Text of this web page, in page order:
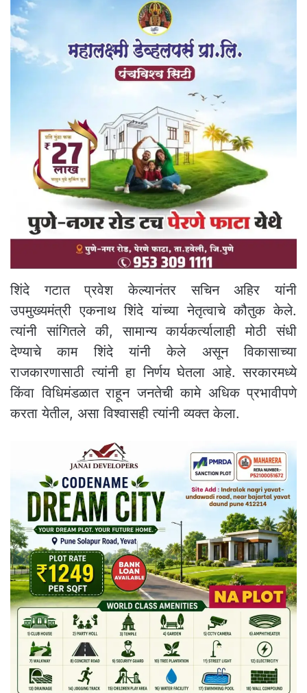
शिंदे गटात प्रवेश केल्यानंतर सचिन अहिर यांनी
उपमुख्यमंत्री एकनाथ शिंदे यांच्या नेतृत्वाचे कौतुक केले.
त्यांनी सांगितले की, सामान्य कार्यकर्त्यालाही मोठी संधी
देण्याचे काम शिंदे यांनी केले असून विकासाच्या
राजकारणासाठी त्यांनी हा निर्णय घेतला आहे. सरकारमध्ये
किंवा विधिमंडळात राहून जनतेची कामे अधिक प्रभावीपणे
करता येतील, असा विश्वासही त्यांनी व्यक्त केला.